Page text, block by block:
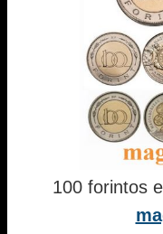
100 forintos